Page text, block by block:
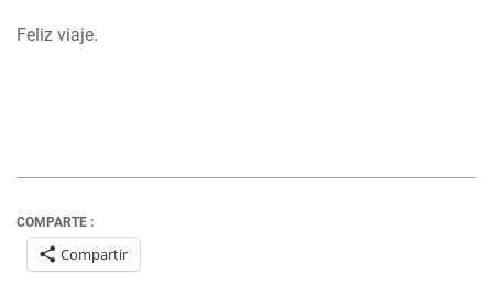
Feliz viaje.
COMPARTE :
Compartir